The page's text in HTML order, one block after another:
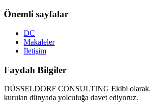
Önemli sayfalar
DC
Makaleler
İletişim
Faydalı Bilgiler
DÜSSELDORF CONSULTING Ekibi
kurulan dünyada yolculuğa davet ediyoruz.